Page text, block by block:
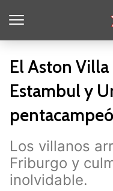
El Aston Villa
Estambul y
Los villanos
Friburgo y
inolvidable.